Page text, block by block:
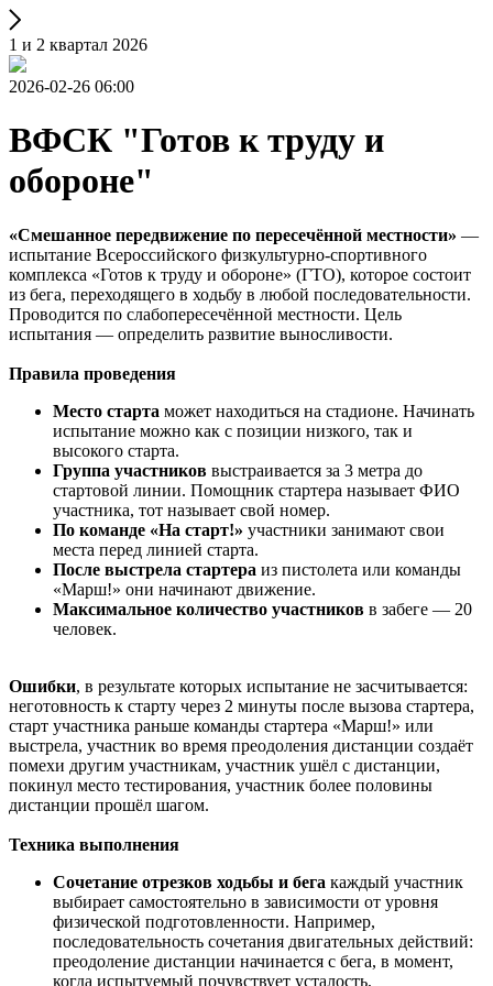
1 и 2 квартал 2026
2026-02-26 06:00
ВФСК "Готов к труду и
обороне"
«Смешанное передвижение по пересечённой местности» —
испытание Всероссийского физкультурно-спортивного
комплекса «Готов к труду и обороне» (ГТО), которое состоит
из бега, переходящего в ходьбу в любой последовательности.
Проводится по слабопересечённой местности. Цель
испытания — определить развитие выносливости.
Правила проведения
Место старта может находиться на стадионе. Начинать
испытание можно как с позиции низкого, так и
высокого старта.
Группа участников выстраивается за 3 метра до
стартовой линии. Помощник стартера называет ФИО
участника, тот называет свой номер.
По команде «На старт!» участники занимают свои
места перед линией старта.
После выстрела стартера из пистолета или команды
«Марш!» они начинают движение.
Максимальное количество участников в забеге — 20
человек.
Ошибки, в результате которых испытание не засчитывается:
неготовность к старту через 2 минуты после вызова стартера,
старт участника раньше команды стартера «Марш!» или
выстрела, участник во время преодоления дистанции создаёт
помехи другим участникам, участник ушёл с дистанции,
покинул место тестирования, участник более половины
дистанции прошёл шагом.
Техника выполнения
Сочетание отрезков ходьбы и бега каждый участник
выбирает самостоятельно в зависимости от уровня
физической подготовленности. Например,
последовательность сочетания двигательных действий:
преодоление дистанции начинается с бега, в момент,
когда испытуемый почувствует усталость,